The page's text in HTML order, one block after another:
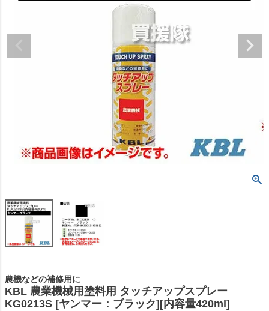
農機などの補修用に
KBL 農業機械用塗料用 タッチアップスプレー
KG0213S [ヤンマー：ブラック][内容量420ml]